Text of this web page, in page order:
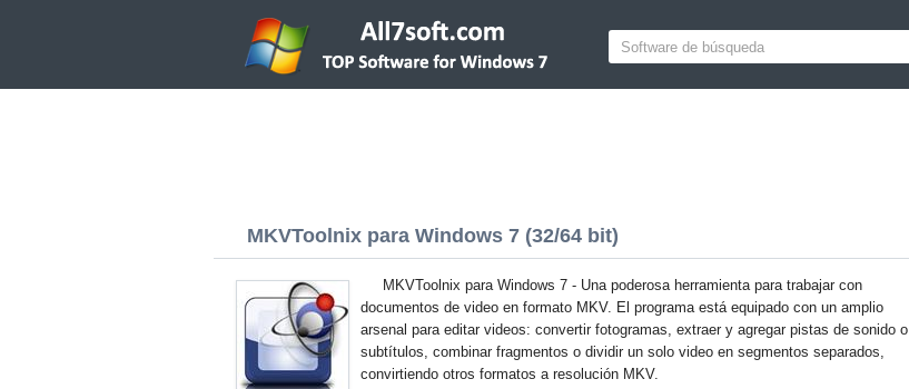
MKVToolnix para Windows 7 (32/64 bit)
MKVToolnix para Windows 7 - Una poderosa herramienta para trabajar con
documentos de video en formato MKV. El programa está equipado con un amplio
arsenal para editar videos: convertir fotogramas, extraer y agregar pistas de sonido o
subtítulos, combinar fragmentos o dividir un solo video en segmentos separados,
convirtiendo otros formatos a resolución MKV.